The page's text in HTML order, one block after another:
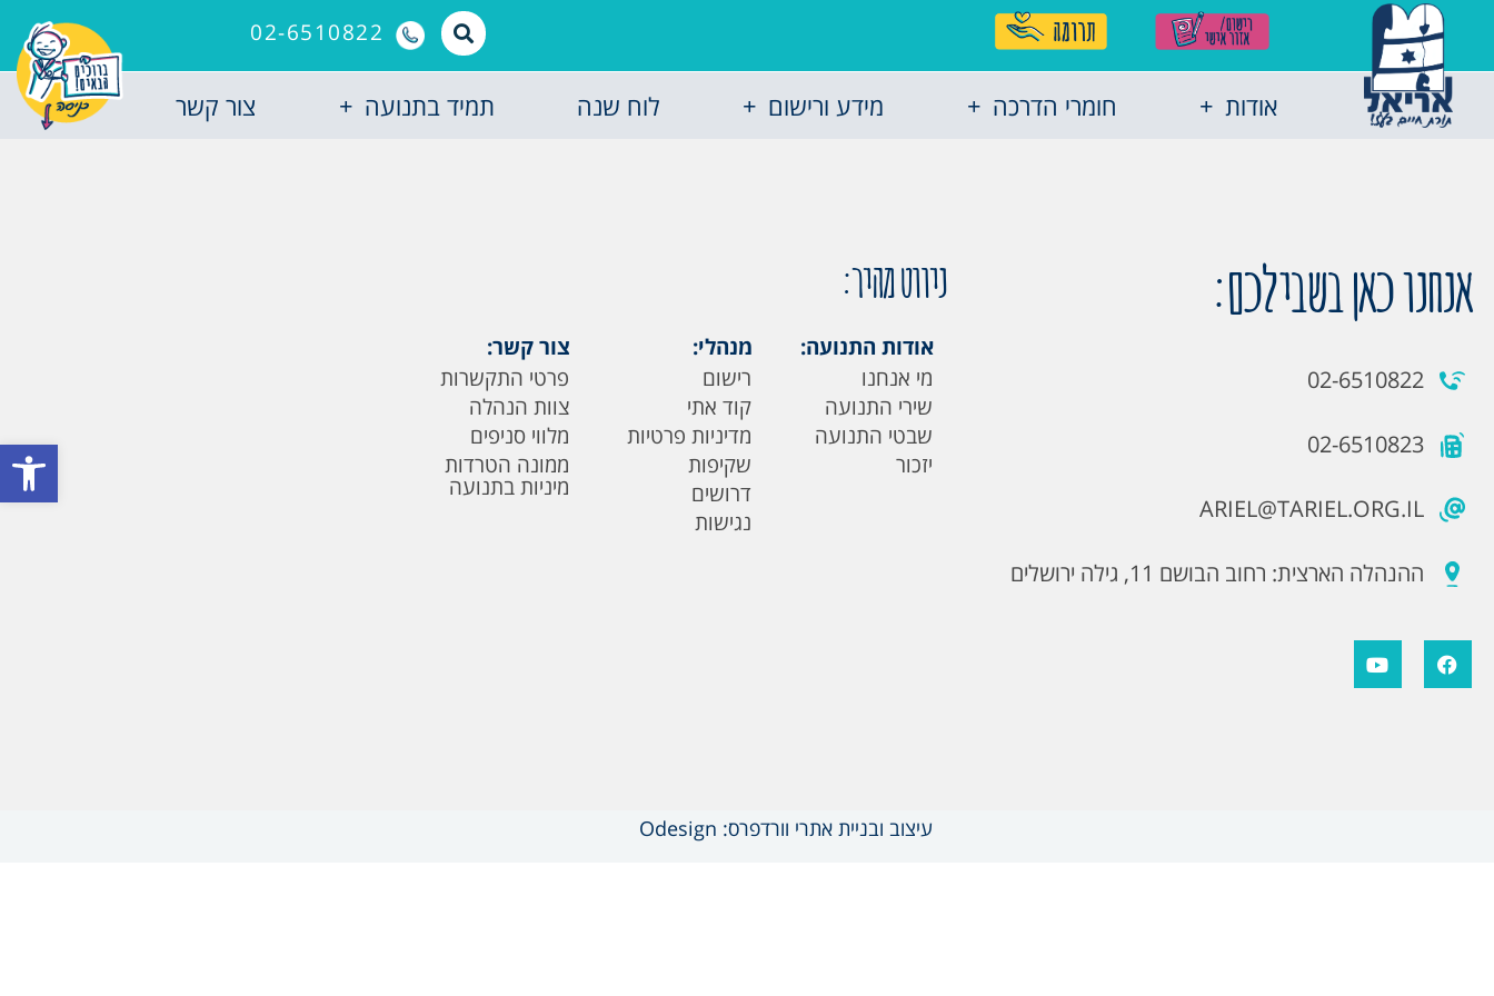
פתח
02-6510822
אודות חומרי הדרכה מידע ורישום לוח שנה תמיד בתנועה צור קשר
אנחנו כאן בשבילכם:
02-6510822
02-6510823
ARIEL@TARIEL.ORG.IL
ההנהלה הארצית: רחוב הבושם 11, גילה ירושלים
ניווט מהיר:
אודות התנועה:
מי אנחנו
שירי התנועה
שבטי התנועה
יזכור
מנהלי:
רישום
קוד אתי
מדיניות פרטיות
שקיפות
דרושים
נגישות
צור קשר:
פרטי התקשרות
צוות הנהלה
מלווי סניפים
ממונה הטרדות
מיניות בתנועה
עיצוב ובניית אתרי וורדפרס: Odesign